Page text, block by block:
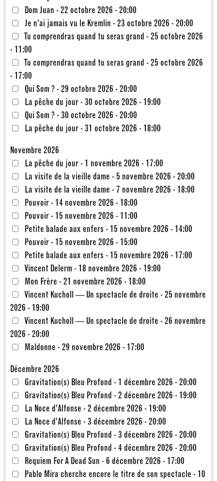
Dom Juan - 22 octobre 2026 - 20:00
Je n’ai jamais vu le Kremlin - 23 octobre 2026 - 20:00
Tu comprendras quand tu seras grand - 25 octobre 2026
- 11:00
Tu comprendras quand tu seras grand - 25 octobre 2026
- 17:00
Qui Som ? - 29 octobre 2026 - 20:00
La pêche du jour - 30 octobre 2026 - 19:00
Qui Som ? - 30 octobre 2026 - 20:00
La pêche du jour - 31 octobre 2026 - 18:00
Novembre 2026
La pêche du jour - 1 novembre 2026 - 17:00
La visite de la vieille dame - 5 novembre 2026 - 20:00
La visite de la vieille dame - 7 novembre 2026 - 18:00
Pouvoir - 14 novembre 2026 - 18:00
Pouvoir - 15 novembre 2026 - 11:00
Petite balade aux enfers - 15 novembre 2026 - 14:00
Pouvoir - 15 novembre 2026 - 15:00
Petite balade aux enfers - 15 novembre 2026 - 17:00
Vincent Delerm - 18 novembre 2026 - 19:00
Mon Frère - 21 novembre 2026 - 18:00
Vincent Kucholl — Un spectacle de droite - 25 novembre
2026 - 19:00
Vincent Kucholl — Un spectacle de droite - 26 novembre
2026 - 20:00
Maldonne - 29 novembre 2026 - 17:00
Décembre 2026
Gravitation(s) Bleu Profond - 1 décembre 2026 - 20:00
Gravitation(s) Bleu Profond - 2 décembre 2026 - 19:00
La Noce d’Alfonse - 2 décembre 2026 - 19:00
La Noce d’Alfonse - 3 décembre 2026 - 20:00
Gravitation(s) Bleu Profond - 3 décembre 2026 - 20:00
Gravitation(s) Bleu Profond - 4 décembre 2026 - 20:00
Requiem For A Dead Sun - 6 décembre 2026 - 17:00
Pablo Mira cherche encore le titre de son spectacle - 10